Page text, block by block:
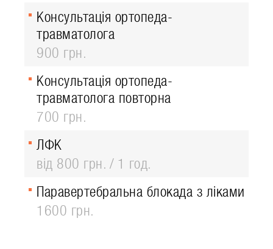
Консультація ортопеда-
травматолога
900 грн.
Консультація ортопеда-
травматолога повторна
700 грн.
ЛФК
від 800 грн.
1 год.
Паравертебральна блокада з ліками
1600 грн.